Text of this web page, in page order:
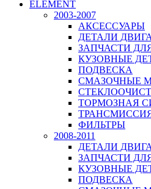
ELEMENT
2003-2007
АКСЕССУАРЫ
ДЕТАЛИ
ЗАПЧАСТИ
КУЗОВНЫЕ
ПОДВЕСКА
СМАЗОЧНЫЕ
ТОРМОЗНАЯ
ФИЛЬТРЫ
2008-2011
ДЕТАЛИ
ЗАПЧАСТИ
КУЗОВНЫЕ
ПОДВЕСКА